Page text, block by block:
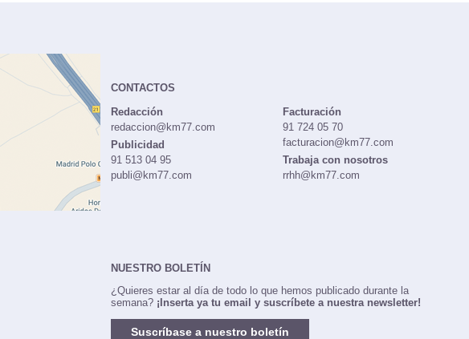
CONTACTOS
Redacción
redaccion@km77.com
Publicidad
91 513 04 95
publi@km77.com
Facturación
91 724 05 70
facturacion@km77.com
Trabaja con nosotros
rrhh@km77.com
NUESTRO BOLETÍN
¿Quieres estar al día de todo lo que hemos publicado durante la
semana? ¡Inserta ya tu email y suscríbete a nuestra newsletter!
Suscríbase a nuestro boletín